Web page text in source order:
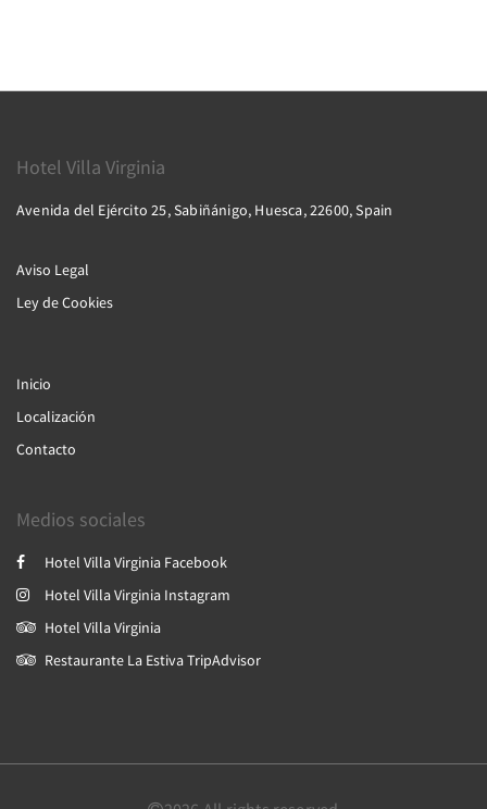
Hotel Villa Virginia
Avenida del Ejército 25, Sabiñánigo, Huesca, 22600, Spain
Aviso Legal
Ley de Cookies
Inicio
Localización
Contacto
Medios sociales
Hotel Villa Virginia Facebook
Hotel Villa Virginia Instagram
Hotel Villa Virginia
Restaurante La Estiva TripAdvisor